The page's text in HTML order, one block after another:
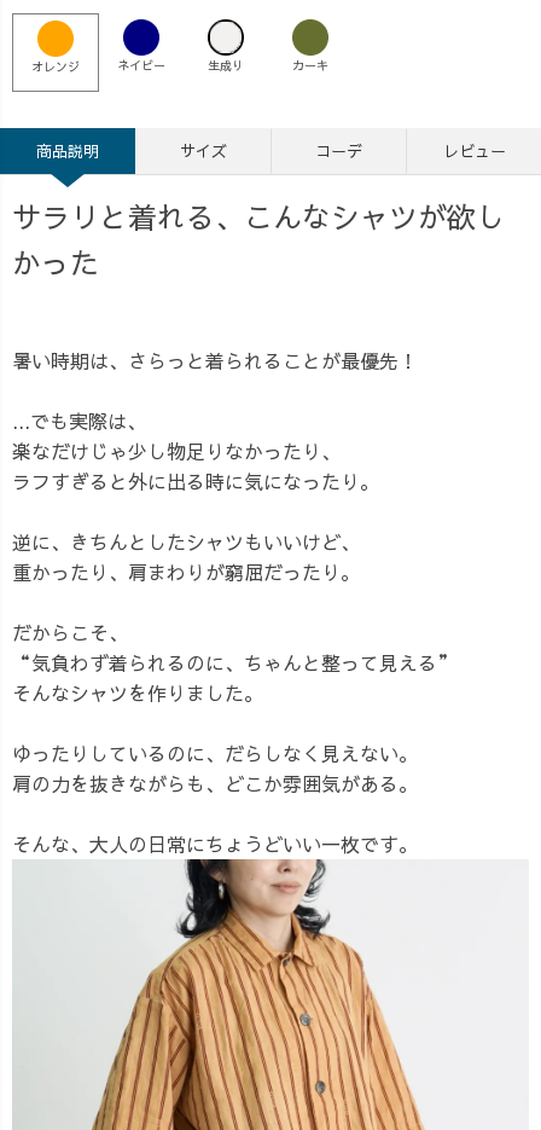
オレンジ ネイビー 生成り カーキ
商品説明 サイズ コーデ レビュー
サラリと着れる、こんなシャツが欲し
かった
暑い時期は、さらっと着られることが最優先！
...でも実際は、
楽なだけじゃ少し物足りなかったり、
ラフすぎると外に出る時に気になったり。
逆に、きちんとしたシャツもいいけど、
重かったり、肩まわりが窮屈だったり。
だからこそ、
“気負わず着られるのに、ちゃんと整って見える”
そんなシャツを作りました。
ゆったりしているのに、だらしなく見えない。
肩の力を抜きながらも、どこか雰囲気がある。
そんな、大人の日常にちょうどいい一枚です。